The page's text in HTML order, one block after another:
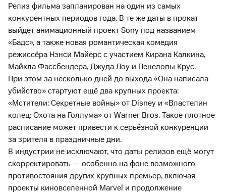
Релиз фильма запланирован на один из самых
конкурентных периодов года. В те же даты в прокат
выйдет анимационный проект Sony под названием
«Бадс», а также новая романтическая комедия
режиссёра Нэнси Майерс с участием Кирана Калкина,
Майкла Фассбендера, Джуда Лоу и Пенелопы Крус.
При этом за несколько дней до выхода «Она написала
убийство» стартуют ещё два крупных проекта:
«Мстители: Секретные войны» от Disney и «Властелин
колец: Охота на Голлума» от Warner Bros. Такое плотное
расписание может привести к серьёзной конкуренции
за зрителя в праздничные дни.
В индустрии не исключают, что даты релизов ещё могут
скорректировать — особенно на фоне возможного
противостояния других крупных премьер, включая
проекты киновселенной Marvel и продолжение